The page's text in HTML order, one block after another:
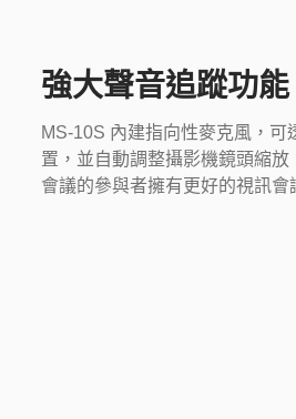
強大聲音追蹤功能
MS-10S 內建指向性麥克風，
置，並自動調整攝影機鏡頭縮
會議的參與者擁有更好的視訊會